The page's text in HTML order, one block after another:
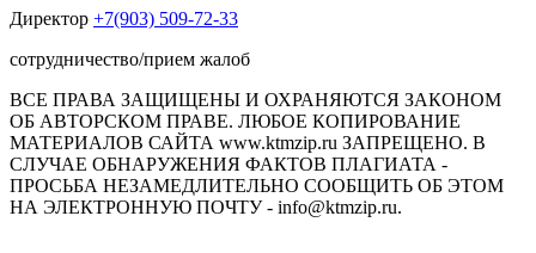
Директор +7(903) 509-72-33
сотрудничество/прием жалоб
ВСЕ ПРАВА ЗАЩИЩЕНЫ И ОХРАНЯЮТСЯ ЗАКОНОМ
ОБ АВТОРСКОМ ПРАВЕ. ЛЮБОЕ КОПИРОВАНИЕ
МАТЕРИАЛОВ САЙТА www.ktmzip.ru ЗАПРЕЩЕНО. В
СЛУЧАЕ ОБНАРУЖЕНИЯ ФАКТОВ ПЛАГИАТА -
ПРОСЬБА НЕЗАМЕДЛИТЕЛЬНО СООБЩИТЬ ОБ ЭТОМ
НА ЭЛЕКТРОННУЮ ПОЧТУ - info@ktmzip.ru.